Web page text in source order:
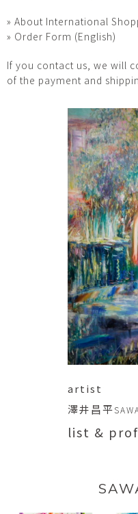
» About International
» Order Form (English)
If you contact us, we will
of the payment and
artist
澤井昌平
list &